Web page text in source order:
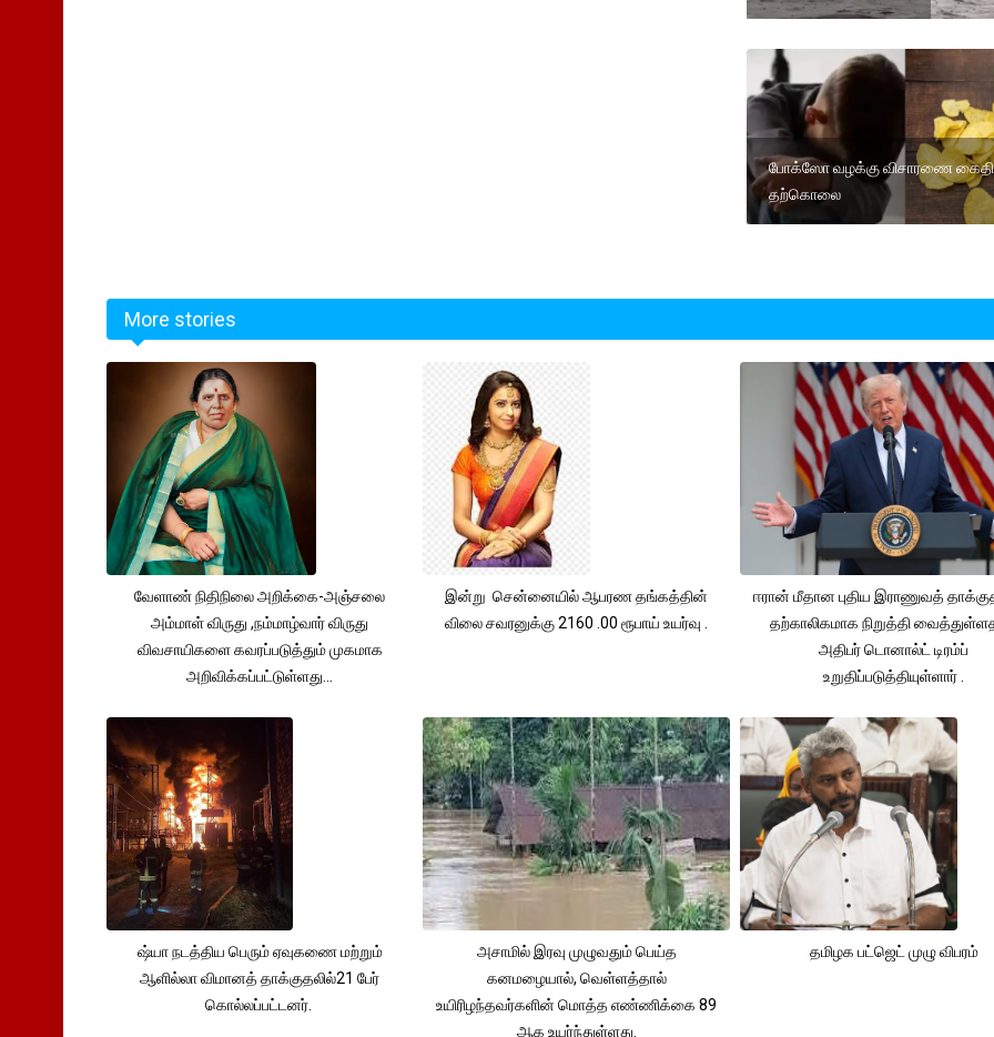
போக்ஸோ வழக்கு விசாரணை கைதி
தற்கொலை
More stories
வேளாண் நிதிநிலை அறிக்கை-அஞ்சலை
அம்மாள் விருது ,நம்மாழ்வார் விருது
விவசாயிகளை கவரப்படுத்தும் முகமாக
அறிவிக்கப்பட்டுள்ளது...
இன்று சென்னையில் ஆபரண தங்கத்தின்
விலை சவரனுக்கு 2160 .00 ரூபாய் உயர்வு .
ஈரான் மீதான புதிய இராணுவத்
தற்காலிகமாக நிறுத்தி
அதிபர் டொனால்ட் டிரம்ப்
உறுதிப்படுத்தியுள்ளார் .
ஷ்யா நடத்திய பெரும் ஏவுகணை மற்றும்
ஆளில்லா விமானத் தாக்குதலில்21 பேர்
கொல்லப்பட்டனர்.
அசாமில் இரவு முழுவதும் பெய்த
கனமழையால், வெள்ளத்தால்
உயிரிழந்தவர்களின் மொத்த எண்ணிக்கை 89
ஆக உயர்ந்துள்ளது.
தமிழக பட்ஜெட் முழு விபரம்